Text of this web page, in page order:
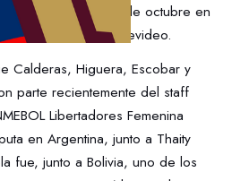
el martes 28 de octubre en
Centenario de Montevideo.
Calderas, Higuera, Escobar y
parte recientemente del staff
Libertadores Femenina
en Argentina, junto a Thaity
fue, junto a Bolivia, uno de los